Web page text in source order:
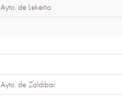
Ayto. de Lekeitio
Ayto. de Zaldibar